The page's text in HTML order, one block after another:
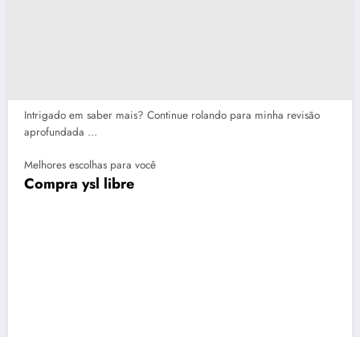
Intrigado em saber mais? Continue rolando para minha revisão
aprofundada …
Melhores escolhas para você
Compra ysl libre